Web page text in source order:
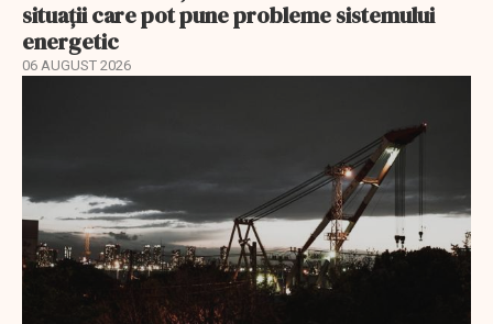
situații care pot pune probleme sistemului
energetic
06 AUGUST 2026